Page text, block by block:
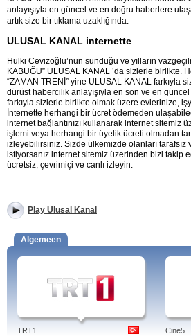
anlayışıyla en güncel ve en doğru haberlere
artık size bir tıklama uzaklığında.
ULUSAL KANAL internette
Hulki Cevizoğlu’nun sunduğu ve yılların
KABUĞU” ULUSAL KANAL ’da sizlerle birlikte.
“ZAMAN TRENİ” yine ULUSAL KANAL farkıyla
dürüst habercilik anlayışıyla en son ve en
farkıyla sizlerle birlikte olmak üzere evlerinize,
İnternette herhangi bir ücret ödemeden
internet bağlantınızı kullanarak internet sitemiz
işlemi veya herhangi bir üyelik ücreti olmadan
izleyebilirsiniz. Sizde ülkemizde olanları
istiyorsanız internet sitemiz üzerinden bizi takip
ücretsiz, çevrimiçi ve canlı izleyin.
Play Ulusal Kanal
Algemeen
TRT1 Cine5